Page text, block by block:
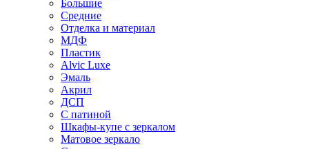
Большие
Средние
Отделка и материал
МДФ
Пластик
Alvic Luxe
Эмаль
Акрил
ДСП
С патиной
Шкафы-купе с зеркалом
Матовое зеркало